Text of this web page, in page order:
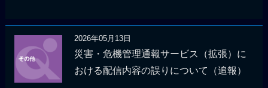
2026年05月13日
災害・危機管理通報サービス（拡張）に
おける配信内容の誤りについて（追報）